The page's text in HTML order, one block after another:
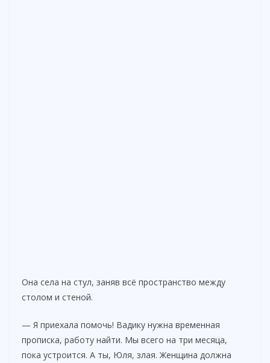
Она села на стул, заняв всё пространство между
столом и стеной.
— Я приехала помочь! Вадику нужна временная
прописка, работу найти. Мы всего на три месяца,
пока устроится. А ты, Юля, злая. Женщина должна